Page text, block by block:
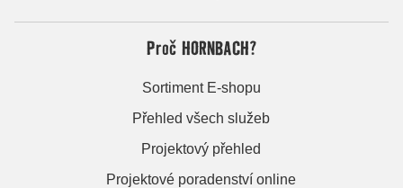
Proč HORNBACH?
Sortiment E-shopu
Přehled všech služeb
Projektový přehled
Projektové poradenství online